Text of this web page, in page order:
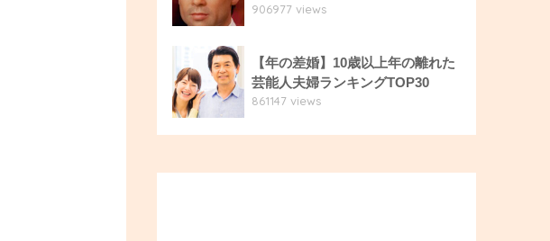
906977 views
【年の差婚】10歳以上年の離れた
芸能人夫婦ランキングTOP30
861147 views